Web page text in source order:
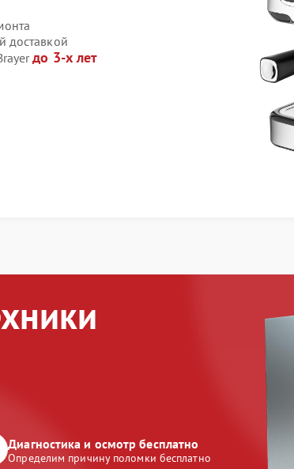
доставкой
до 3-х лет
Диагностика и осмотр бесплатно
Определим причину поломки бесплатно